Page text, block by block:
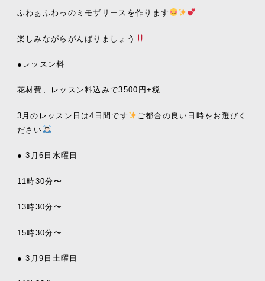
ふわぁふわっのミモザリースを作ります
楽しみながらがんばりましょう
●レッスン料
花材費、レッスン料込みで3500円+税
3月のレッスン日は4日間です
ご都合の良い日時をお選びく
ださい
● 3月6日水曜日
11時30分〜
13時30分〜
15時30分〜
● 3月9日土曜日